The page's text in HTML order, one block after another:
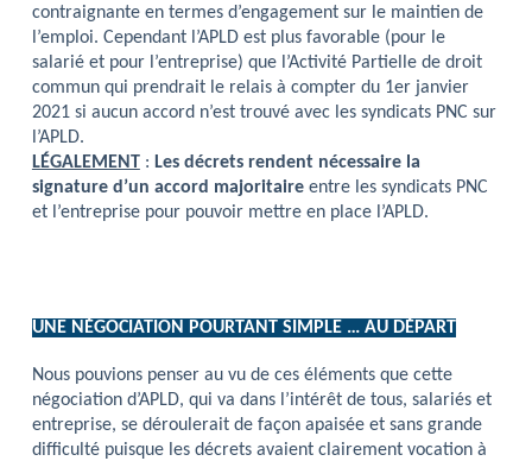
contraignante en termes d’engagement sur le maintien de
l’emploi. Cependant l’APLD est plus favorable (pour le
salarié et pour l’entreprise) que l’Activité Partielle de droit
commun qui prendrait le relais à compter du 1er janvier
2021 si aucun accord n’est trouvé avec les syndicats PNC sur
l’APLD.
LÉGALEMENT : Les décrets rendent nécessaire la
signature d’un accord majoritaireentre les syndicats PNC
et l’entreprise pour pouvoir mettre en place l’APLD.
UNE NÉGOCIATION POURTANT SIMPLE … AU DÉPART
Nous pouvions penser au vu de ces éléments que cette
négociation d’APLD, qui va dans l’intérêt de tous, salariés et
entreprise, se déroulerait de façon apaisée et sans grande
difficulté puisque les décrets avaient clairement vocation à